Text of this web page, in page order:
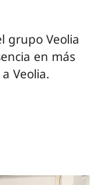
grupo Veolia
en más
Veolia.